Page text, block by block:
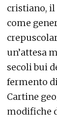
cristiano, il
come
un’attesa
secoli bui
fermento
Cartine
modifiche